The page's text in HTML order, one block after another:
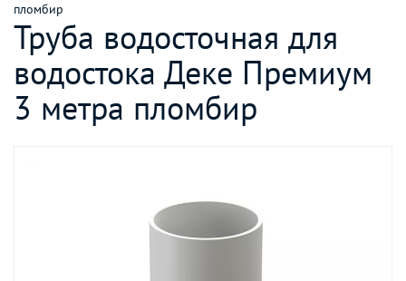
пломбир
Труба водосточная для
водостока Деке Премиум
3 метра пломбир